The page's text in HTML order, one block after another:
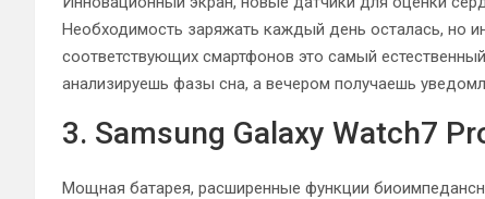
Необходимость заряжать каждый день осталась, но
соответствующих смартфонов это самый
анализируешь фазы сна, а вечером получаешь
3. Samsung Galaxy Watch7
Мощная батарея, расширенные функции